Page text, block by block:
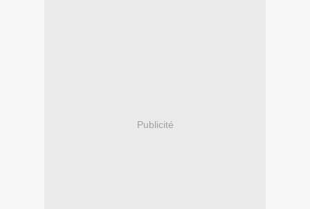
Publicité